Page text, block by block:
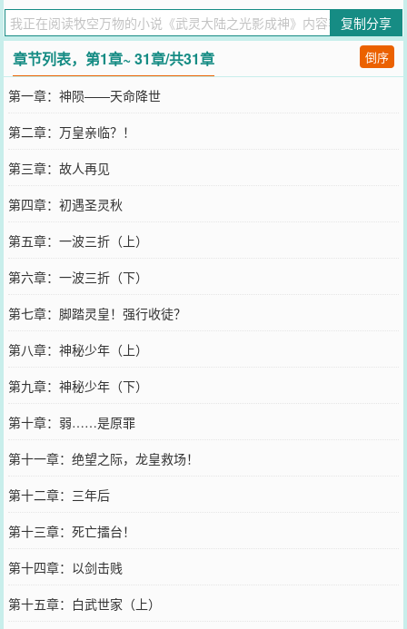
连龙神界上的建筑也因为这次的入侵被摧毁了七成以上！最后，引导
这场外来入侵的主谋被创世元龙给封印，但自己也付出了极大的代
价！后世的人们将这场事件称为“神陨”，而也正是因为神陨事件，神
力化作了稀散的灵力流入到了凡界！从那时开始，普通的动植物发生
了进化，凡人亦可成神！武灵时代就此开启！
您要是觉得《武灵大陆之光影成神
和微博微信里的朋友推荐哦！
复制分享
章节列表，第1章~ 31章/共31章 倒序
第一章：神陨——天命降世
第二章：万皇亲临？！
第三章：故人再见
第四章：初遇圣灵秋
第五章：一波三折（上）
第六章：一波三折（下）
第七章：脚踏灵皇！强行收徒？
第八章：神秘少年（上）
第九章：神秘少年（下）
第十章：弱……是原罪
第十一章：绝望之际，龙皇救场！
第十二章：三年后
第十三章：死亡擂台！
第十四章：以剑击贱
第十五章：白武世家（上）